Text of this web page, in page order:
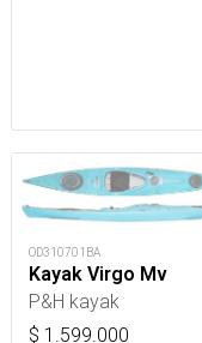
OD310701BA
Kayak Virgo Mv
P&H kayak
$ 1.599.000